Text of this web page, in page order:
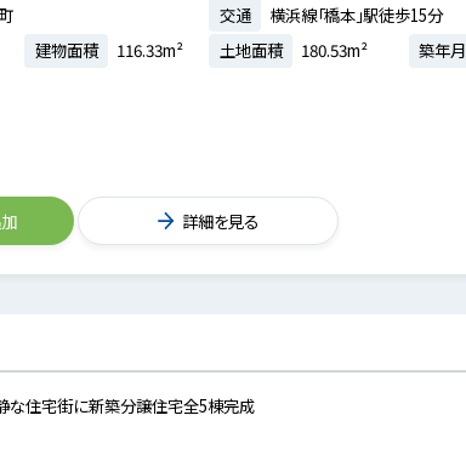
交通
横浜線「橋本」駅徒歩15分
建物面積 116.33m² 土地面積 180.53m² 築年月
詳細を見る
住宅街に新築分譲住宅全5棟完成